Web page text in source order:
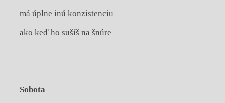
má úplne inú konzistenciu
ako keď ho sušíš na šnúre
Sobota